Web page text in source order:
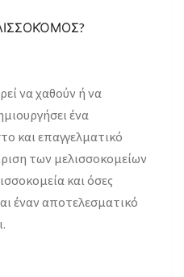
να χαθούν ή να
ένα
και επαγγελματικό
των μελισσοκομείων
και όσες
έναν αποτελεσματικό